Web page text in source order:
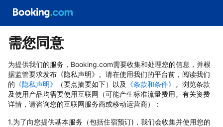
需您同意
为提供我们的服务，Booking.com需要收集和处理您的信息，并根
据监管要求发布《隐私声明》。请在使用我们的平台前，阅读我们
的 《隐私声明》 （要点摘要如下）以及 《条款和条件》 。浏览条款
及使用产品均需要使用互联网（可能产生标准流量费用。有关资费
详情，请咨询您的互联网服务商或移动运营商）：
1.为了向您提供基本服务（包括住宿预订)，我们会收集并使用您的